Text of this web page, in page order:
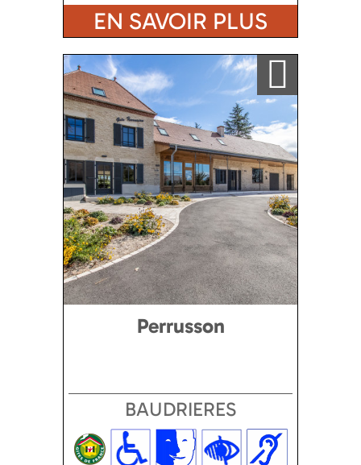
EN SAVOIR PLUS
Ajouter a ma sélection
Perrusson
BAUDRIERES